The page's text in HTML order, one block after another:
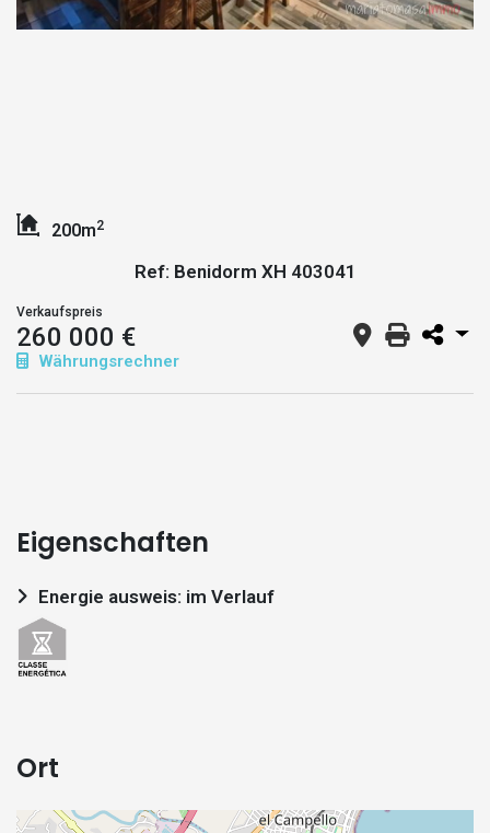
200m2
Ref: Benidorm XH 403041
Verkaufspreis
260 000 €
Währungsrechner
Eigenschaften
Energie ausweis: im Verlauf
Ort